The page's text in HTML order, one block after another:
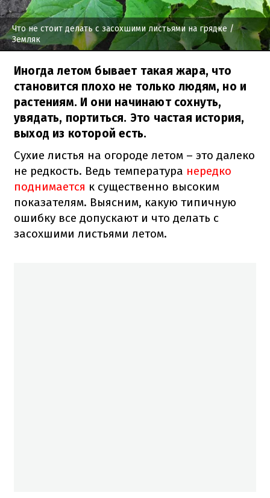
Что не стоит делать с засохшими листьями на грядке /
Земляк
Иногда летом бывает такая жара, что
становится плохо не только людям, но и
растениям. И они начинают сохнуть,
увядать, портиться. Это частая история,
выход из которой есть.
Сухие листья на огороде летом – это далеко
не редкость. Ведь температура нередко
поднимается к существенно высоким
показателям. Выясним, какую типичную
ошибку все допускают и что делать с
засохшими листьями летом.